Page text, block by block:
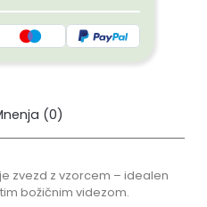
(0)
zvezd z vzorcem – idealen
božičnim videzom.